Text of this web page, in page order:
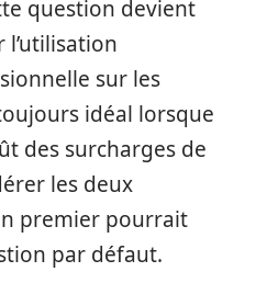
question devient
sur les
idéal lorsque
des surcharges de
les deux
premier pourrait
par défaut.